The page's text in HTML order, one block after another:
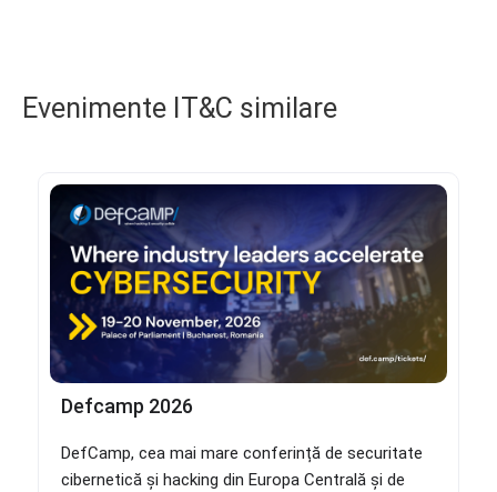
Evenimente IT&C similare
Defcamp 2026
DefCamp, cea mai mare conferință de securitate
cibernetică și hacking din Europa Centrală și de